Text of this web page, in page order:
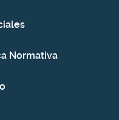
Normativa